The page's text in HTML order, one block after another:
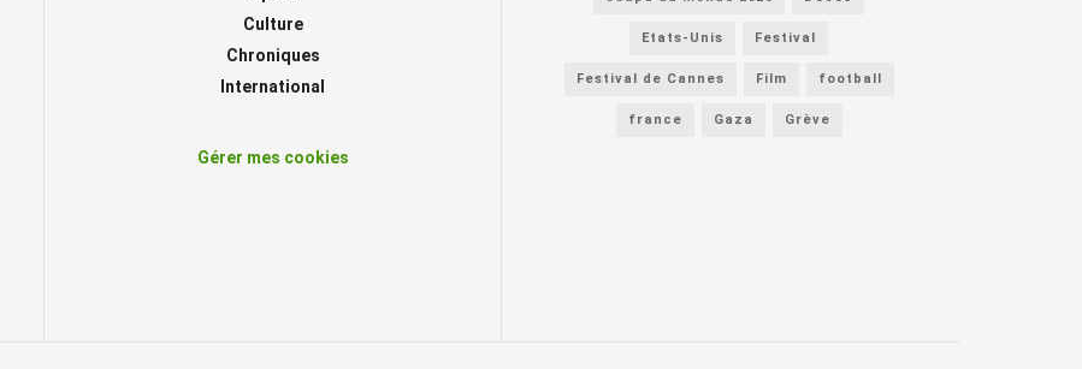
Culture
Chroniques
International
Gérer mes cookies
Etats-Unis Festival
Festival de Cannes Film football
france Gaza Grève